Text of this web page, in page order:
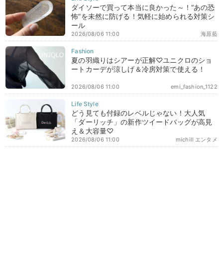
ダイソーで買って本当に良かった～！“あの恐
怖”を未然に防げる！気軽に始められる対策シ
ール
海原藍
2026/08/06 11:00
夏の羽織りはシアーが正解♡ユニクロのショ
ートカーデが涼しげ＆冷房対策で使える！
emi_fashion_1122
2026/08/06 11:00
どう見ても付録のレベルじゃない！大人気
「ダーリッチ」の新作ツイードバッグが高見
え＆大容量♡
michill エンタメ
2026/08/06 11:00